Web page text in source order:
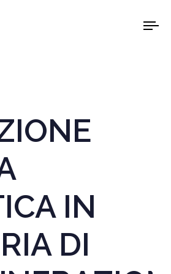
IN
DI